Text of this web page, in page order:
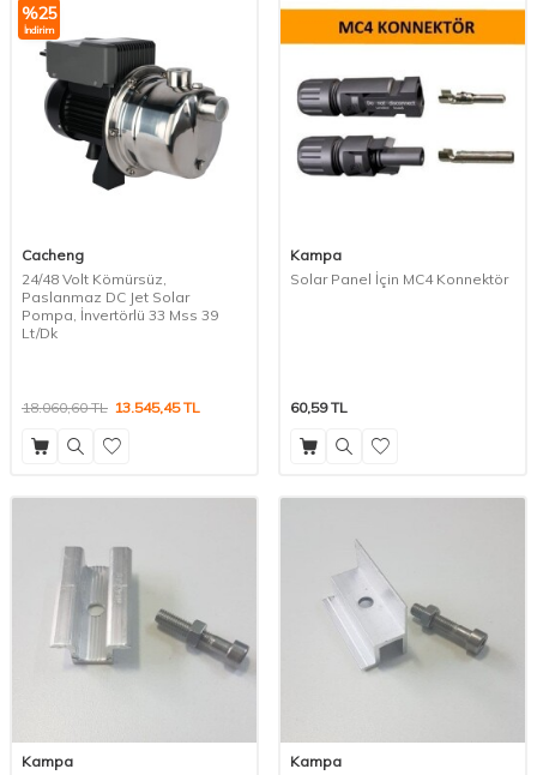
%25
İndirim
Cacheng
24/48 Volt Kömürsüz,
Paslanmaz DC Jet Solar
Pompa, İnvertörlü 33 Mss 39
Lt/Dk
18.060,60TL 13.545,45TL
Kampa
Solar Panel İçin MC4 Konnektör
60,59TL
Kampa
Kampa